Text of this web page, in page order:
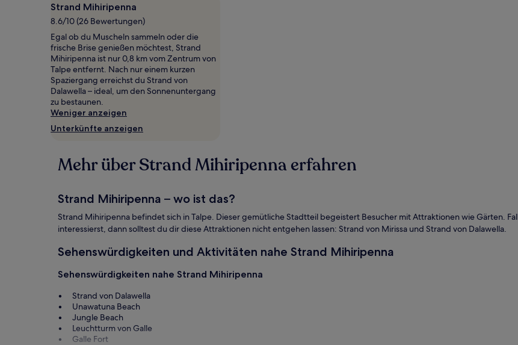
für
einen
Aufenthalt
mit
1 Übernachtung
von
2 Erwachsenen
gefunden
wurde.
Preise
und
Verfügbarkeiten
ändern.
Es
zusätzliche
Bedingungen
gelten.
Strand Mihiripenna
8.6/10 (26 Bewertungen)
Egal ob du Muscheln sammeln oder die
frische Brise genießen möchtest, Strand
Mihiripenna ist nur 0,8 km vom Zentrum von
Talpe entfernt. Nach nur einem kurzen
Spaziergang erreichst du Strand von
Dalawella – ideal, um den Sonnenuntergang
zu bestaunen.
Weniger anzeigen
Unterkünfte anzeigen
Mehr über Strand Mihiripenna erfahren
Strand Mihiripenna – wo ist das?
Strand Mihiripenna befindet sich in Talpe. Dieser gemütliche Stadtteil begeistert Besucher mit Attraktionen wie Gärten.
interessierst, dann solltest du dir diese Attraktionen nicht entgehen lassen: Strand von Mirissa und Strand von Dalawella.
Sehenswürdigkeiten und Aktivitäten nahe Strand Mihiripenna
Sehenswürdigkeiten nahe Strand Mihiripenna
Strand von Dalawella
Unawatuna Beach
Jungle Beach
Leuchtturm von Galle
Galle Fort